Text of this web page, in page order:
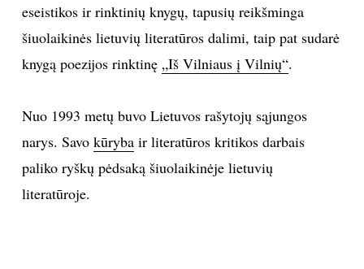
PRENUMERUOK
Prenumeruodami portalą,
Jūs sutinkate su
eseistikos ir rinktinių knygų, tapusių reikšminga
šiuolaikinės lietuvių literatūros dalimi, taip pat sudarė
knygą poezijos rinktinę „Iš Vilniaus į Vilnių“.
Nuo 1993 metų buvo Lietuvos rašytojų sąjungos
narys. Savo kūrybair literatūros kritikos darbais
paliko ryškų pėdsaką šiuolaikinėje lietuvių
literatūroje.